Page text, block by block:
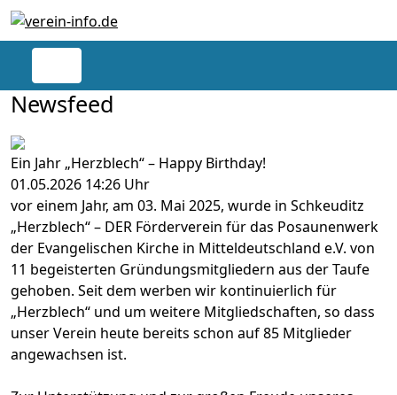
Newsfeed
Ein Jahr „Herzblech“ – Happy Birthday!
01.05.2026 14:26 Uhr
vor einem Jahr, am 03. Mai 2025, wurde in Schkeuditz
„Herzblech“ – DER Förderverein für das Posaunenwerk
der Evangelischen Kirche in Mitteldeutschland e.V. von
11 begeisterten Gründungsmitgliedern aus der Taufe
gehoben. Seit dem werben wir kontinuierlich für
„Herzblech“ und um weitere Mitgliedschaften, so dass
unser Verein heute bereits schon auf 85 Mitglieder
angewachsen ist.